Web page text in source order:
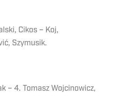
Cikos – Koj,
Szymusik.
– 4. Tomasz Wojcinowicz,